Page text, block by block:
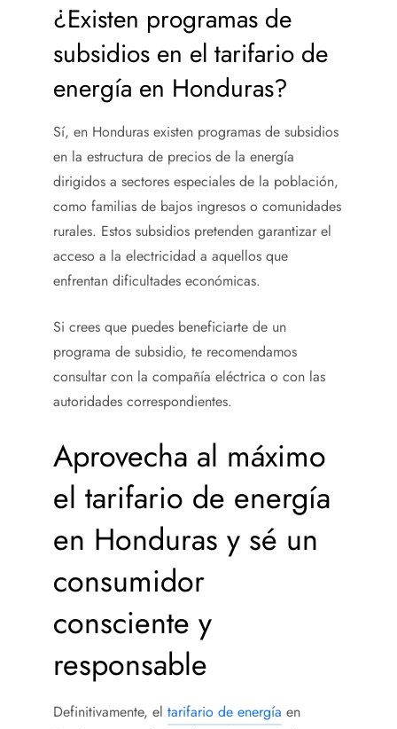
¿Existen programas de
subsidios en el tarifario de
energía en Honduras?
Sí, en Honduras existen programas de subsidios
en la estructura de precios de la energía
dirigidos a sectores especiales de la población,
como familias de bajos ingresos o comunidades
rurales. Estos subsidios pretenden garantizar el
acceso a la electricidad a aquellos que
enfrentan dificultades económicas.
Si crees que puedes beneficiarte de un
programa de subsidio, te recomendamos
consultar con la compañía eléctrica o con las
autoridades correspondientes.
Aprovecha al máximo
el tarifario de energía
en Honduras y sé un
consumidor
consciente y
responsable
Definitivamente, el tarifario de energía en